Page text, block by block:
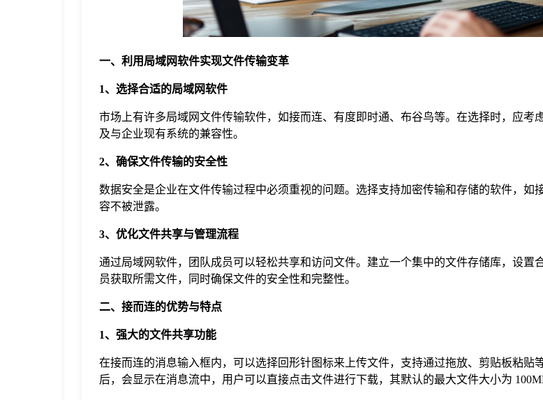
一、利用局域网软件实现文件传输变革
1、选择合适的局域网软件
市场上有许多局域网文件传输软件，如接而连、有度即时通、布谷鸟等。在选择时，应考
及与企业现有系统的兼容性。
2、确保文件传输的安全性
数据安全是企业在文件传输过程中必须重视的问题。选择支持加密传输和存储的软件，如
容不被泄露。
3、优化文件共享与管理流程
通过局域网软件，团队成员可以轻松共享和访问文件。建立一个集中的文件存储库，设置
员获取所需文件，同时确保文件的安全性和完整性。
二、接而连的优势与特点
1、强大的文件共享功能
在接而连的消息输入框内，可以选择回形针图标来上传文件，支持通过拖放、剪贴板粘贴
后，会显示在消息流中，用户可以直接点击文件进行下载，其默认的最大文件大小为